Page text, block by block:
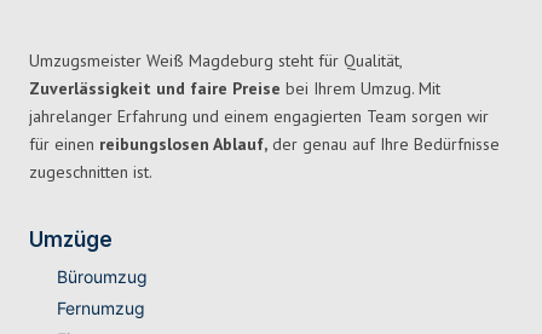
Umzugsmeister Weiß Magdeburg steht für Qualität,
Zuverlässigkeit und faire Preise bei Ihrem Umzug. Mit
jahrelanger Erfahrung und einem engagierten Team sorgen wir
für einen reibungslosen Ablauf, der genau auf Ihre Bedürfnisse
zugeschnitten ist.
Umzüge
Büroumzug
Fernumzug